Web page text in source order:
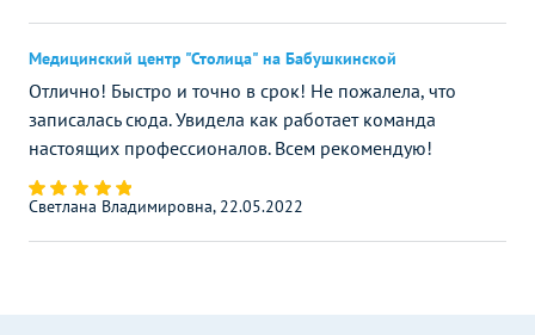
Медицинский центр "Столица" на Бабушкинской
Отлично! Быстро и точно в срок! Не пожалела, что
записалась сюда. Увидела как работает команда
настоящих профессионалов. Всем рекомендую!
Светлана Владимировна, 22.05.2022